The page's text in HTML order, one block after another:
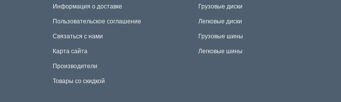
Информация о доставке
Пользовательское соглашение
Связаться с нами
Карта сайта
Производители
Товары со скидкой
Грузовые диски
Легковые диски
Грузовые шины
Легковые шины